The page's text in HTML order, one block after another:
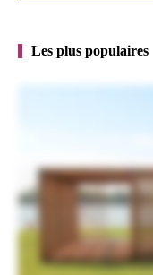
Les plus populaires